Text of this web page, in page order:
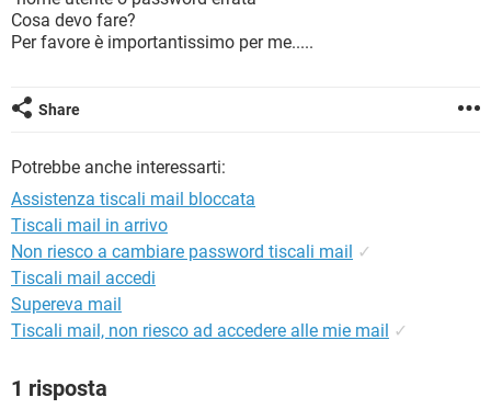
Cosa devo fare?
Per favore è importantissimo per me.....
Share
Potrebbe anche interessarti:
Assistenza tiscali mail bloccata
Tiscali mail in arrivo
Non riesco a cambiare password tiscali mail ✓
Tiscali mail accedi
Supereva mail
Tiscali mail, non riesco ad accedere alle mie mail ✓
1 risposta